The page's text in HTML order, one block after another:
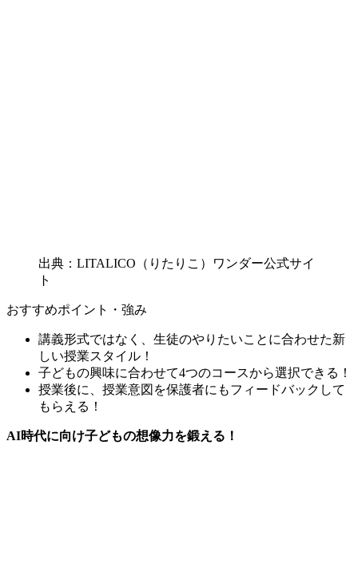
出典：LITALICO（りたりこ）ワンダー公式サイ
ト
おすすめポイント・強み
講義形式ではなく、生徒のやりたいことに合わせた新
しい授業スタイル！
子どもの興味に合わせて4つのコースから選択できる！
授業後に、授業意図を保護者にもフィードバックして
もらえる！
AI時代に向け子どもの想像力を鍛える！